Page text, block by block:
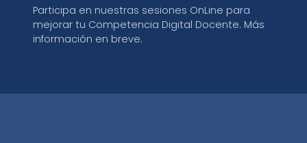
Participa en nuestras sesiones OnLine para
mejorar tu Competencia Digital Docente. Más
información en breve.